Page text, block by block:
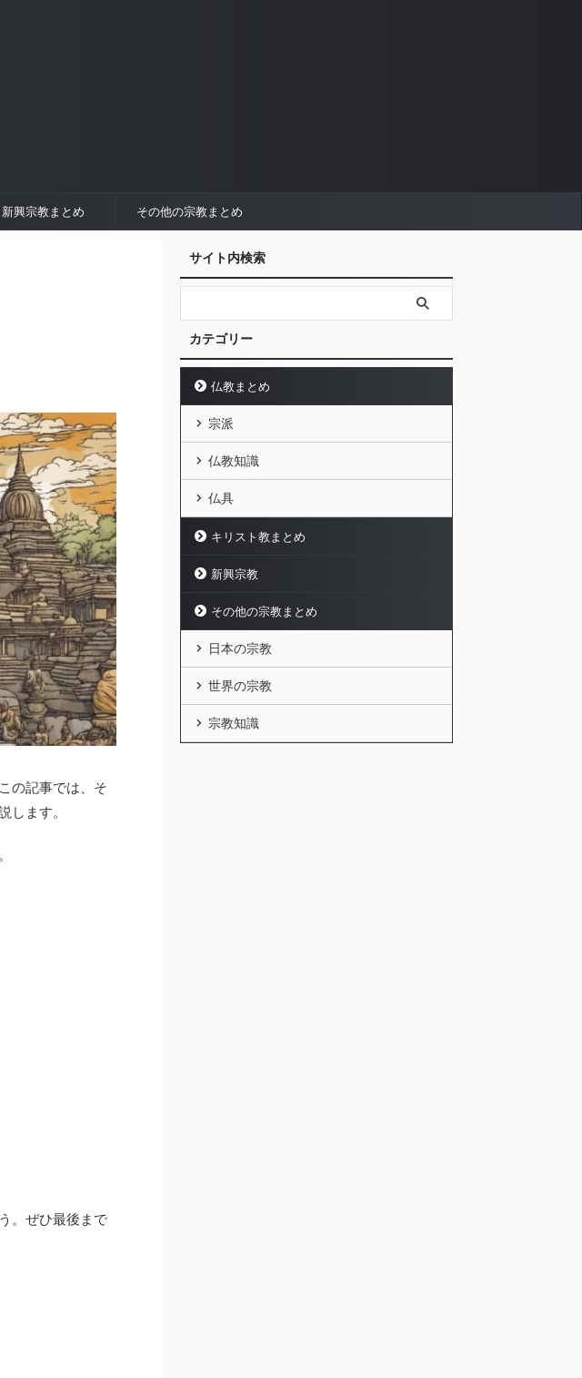
新興宗教まとめ その他の宗教まとめ
の記事では、そ
します。
。ぜひ最後まで
サイト内検索
カテゴリー
仏教まとめ
宗派
仏教知識
仏具
キリスト教まとめ
新興宗教
その他の宗教まとめ
日本の宗教
世界の宗教
宗教知識